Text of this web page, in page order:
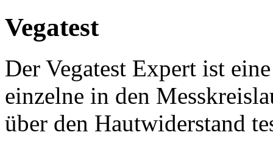
Vegatest
Der Vegatest Expert ist
einzelne in den
über den Hautwiderstand